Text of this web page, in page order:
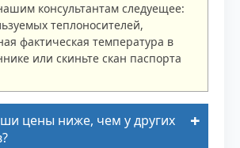
консультантам следуещее:
теплоносителей,
фактическая температура в
или скиньте скан паспорта
цены ниже, чем у других